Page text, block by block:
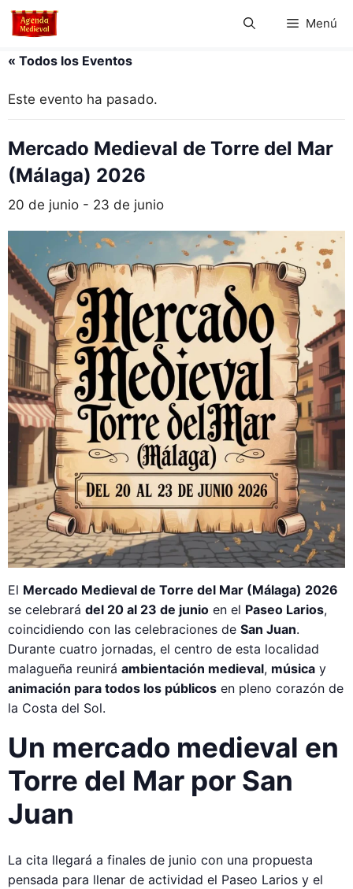
Saltar
Menú
« Todos los Eventos
Este evento ha pasado.
Mercado Medieval de Torre del Mar
(Málaga) 2026
20 de junio - 23 de junio
El Mercado Medieval de Torre del Mar (Málaga) 2026
se celebrará del 20 al 23 de junio en el Paseo Larios,
coincidiendo con las celebraciones de San Juan.
Durante cuatro jornadas, el centro de esta localidad
malagueña reunirá ambientación medieval, música y
animación para todos los públicos en pleno corazón de
la Costa del Sol.
Un mercado medieval en
Torre del Mar por San
Juan
La cita llegará a finales de junio con una propuesta
pensada para llenar de actividad el Paseo Larios y el